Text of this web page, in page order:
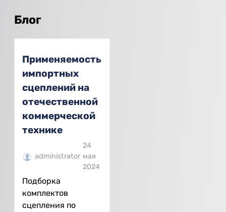
Блог
Применяемость
импортных
сцеплений на
отечественной
коммерческой
технике
administrator
24
мая
2024
Подборка
комплектов
сцепления по